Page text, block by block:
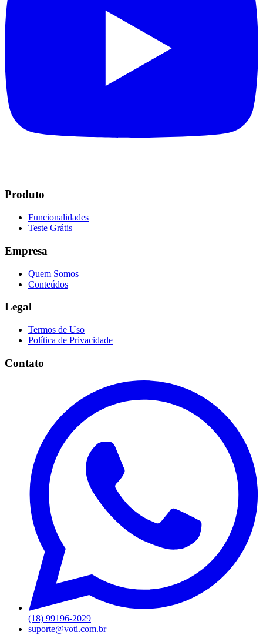
Produto
Funcionalidades
Teste Grátis
Empresa
Quem Somos
Conteúdos
Legal
Termos de Uso
Política de Privacidade
Contato
(18) 99196-2029
suporte@voti.com.br